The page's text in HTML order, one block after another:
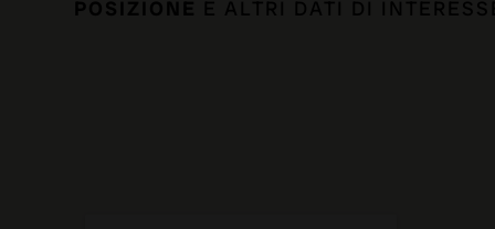
POSIZIONE E ALTRI DATI DI